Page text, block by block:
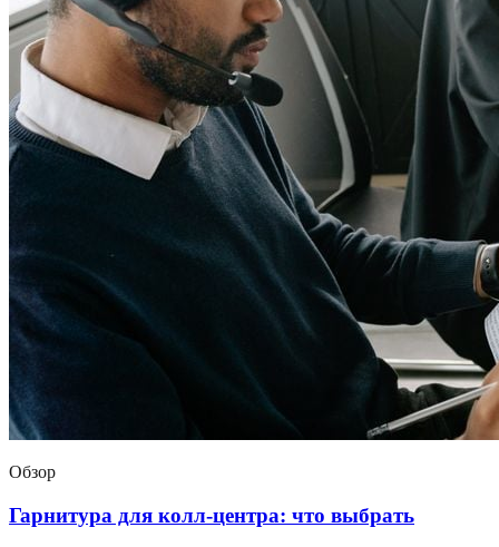
Обзор
Гарнитура для колл-центра: что выбрать